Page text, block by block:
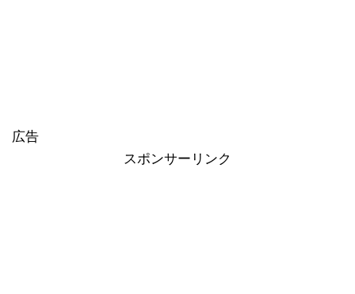
広告
スポンサーリンク